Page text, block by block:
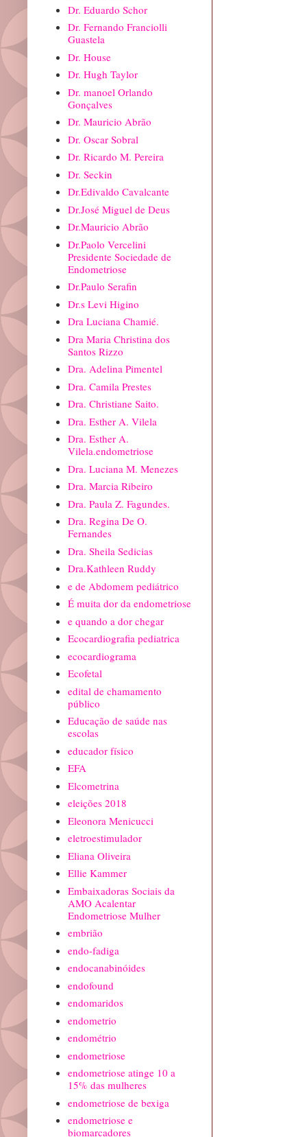
Dr. Eduardo Schor
Dr. Fernando Franciolli
Guastela
Dr. House
Dr. Hugh Taylor
Dr. manoel Orlando
Gonçalves
Dr. Mauricio Abrão
Dr. Oscar Sobral
Dr. Ricardo M. Pereira
Dr. Seckin
Dr.Edivaldo Cavalcante
Dr.José Miguel de Deus
Dr.Mauricio Abrão
Dr.Paolo Vercelini
Presidente Sociedade de
Endometriose
Dr.Paulo Serafin
Dr.s Levi Higino
Dra Luciana Chamié.
Dra Maria Christina dos
Santos Rizzo
Dra. Adelina Pimentel
Dra. Camila Prestes
Dra. Christiane Saito.
Dra. Esther A. Vilela
Dra. Esther A.
Vilela.endometriose
Dra. Luciana M. Menezes
Dra. Marcia Ribeiro
Dra. Paula Z. Fagundes.
Dra. Regina De O.
Fernandes
Dra. Sheila Sedicias
Dra.Kathleen Ruddy
e de Abdomem pediátrico
É muita dor da endometriose
e quando a dor chegar
Ecocardiografia pediatrica
ecocardiograma
Ecofetal
edital de chamamento
público
Educação de saúde nas
escolas
educador físico
EFA
Elcometrina
eleições 2018
Eleonora Menicucci
eletroestimulador
Eliana Oliveira
Ellie Kammer
Embaixadoras Sociais da
AMO Acalentar
Endometriose Mulher
embrião
endo-fadiga
endocanabinóides
endofound
endomaridos
endometrio
endométrio
endometriose
endometriose atinge 10 a
15% das mulheres
endometriose de bexiga
endometriose e
biomarcadores